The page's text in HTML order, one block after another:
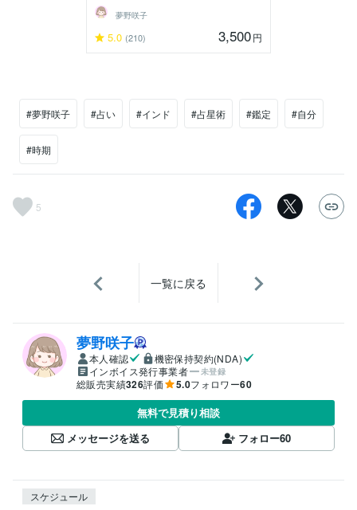
夢野咲子
5.0 (210) 3,500円
#夢野咲子 #占い #インド #占星術 #鑑定 #自分
#時期
5
一覧に戻る
夢野咲子
本人確認
機密保持契約(NDA)
インボイス発行事業者
未登録
総販売実績326評価 5.0フォロワー60
無料で見積り相談
メッセージを送る
フォロー60
スケジュール